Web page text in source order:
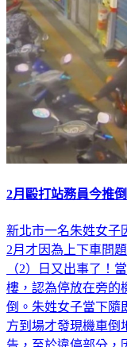
2月毆打站務員今推
新北市一名朱姓女子
2月才因為上下車問
（2）日又出事了！
樓，認為停放在旁的
倒。朱姓女子當下隨
方到場才發現機車倒